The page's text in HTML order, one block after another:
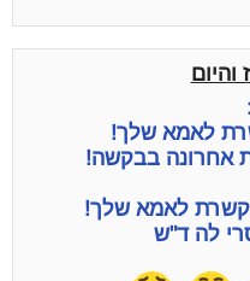
לאמא שלך!
אחרונה בבקשה!
לאמא שלך!
לה ד"ש